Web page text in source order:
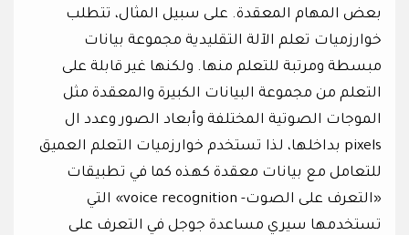
بعض المهام المعقدة. على سبيل المثال، تتطلب
خوارزميات تعلم الآلة التقليدية مجموعة بيانات
مبسطة ومرتبة للتعلم منها. ولكنها غير قابلة على
التعلم من مجموعة البيانات الكبيرة والمعقدة مثل
الموجات الصوتية المختلفة وأبعاد الصور وعدد ال
pixels بداخلها، لذا تستخدم خوارزميات التعلم العميق
للتعامل مع بيانات معقدة كهذه كما في تطبيقات
«التعرف على الصوت- voice recognition» التي
تستخدمها سيري مساعدة جوجل في التعرف على